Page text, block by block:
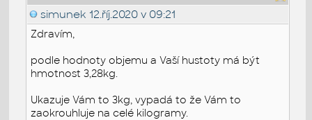
simunek 12.říj.2020 v 09:21
Zdravím,
podle hodnoty objemu a Vaší hustoty má být
hmotnost 3,28kg.
Ukazuje Vám to 3kg, vypadá to že Vám to
zaokrouhluje na celé kilogramy.